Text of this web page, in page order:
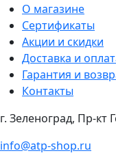
О магазине
Сертификаты
Акции и скидки
Доставка и
Гарантия и
Контакты
г. Зеленоград, Пр-кт
info@atp-shop.ru